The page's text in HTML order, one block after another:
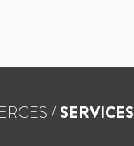
/ SERVICES